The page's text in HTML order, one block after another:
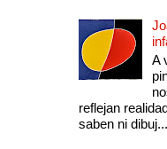
A
reflejan
saben ni dibuj...